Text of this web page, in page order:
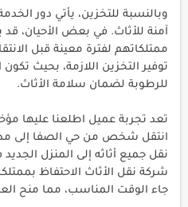
وبالنسبة للتخزين، يأتي دور
آمنة للأثاث. في بعض الأحيان، قد
ممتلكاتهم لفترة معينة قبل
توفير التخزين اللازمة، بحيث
للرطوبة لضمان سلامة الأثاث.
تعد تجربة عميل اطلعنا عليها
انتقل شخص من حي الصفا إلى
نقل جميع أثاثه إلى المنزل
شركة نقل الأثاث الاحتفاظ
جاء الوقت المناسب، مما منح